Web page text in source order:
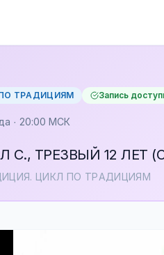
ТРАДИЦИЯМ Запись
· 20:00 МСК
С., ТРЕЗВЫЙ 12 ЛЕТ
ЦИКЛ ПО ТРАДИЦИЯМ